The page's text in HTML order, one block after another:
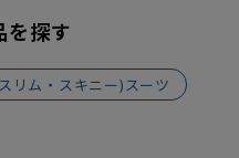
を探す
リム・スキニー)スーツ